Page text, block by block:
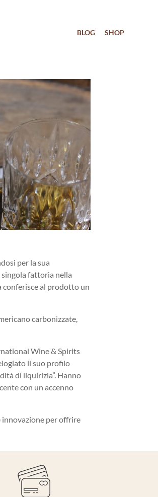
BLOG SHOP
per la sua
fattoria nella
conferisce al prodotto un
carbonizzate,
Wine & Spirits
il suo profilo
di liquirizia”. Hanno
con un accenno
innovazione per offrire